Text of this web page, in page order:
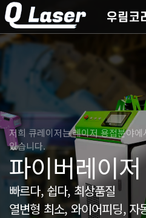
저희 큐레이저는 레이저 용접분야
있습니다.
파이버레이저
빠르다, 쉽다, 최상품질
열변형 최소, 와이어피딩, 자